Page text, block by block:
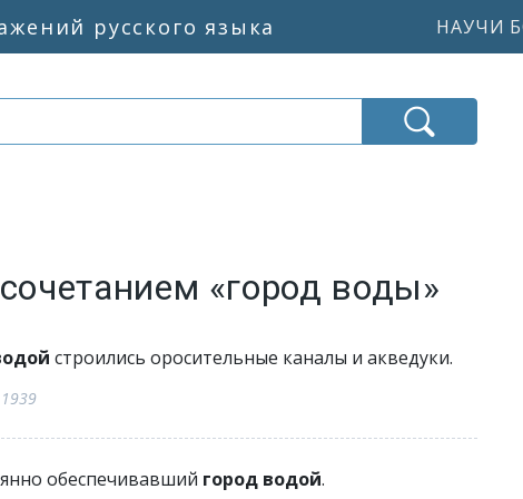
русского языка НАУЧИ
«город воды»
строились оросительные каналы и акведуки.
обеспечивавший город водой.